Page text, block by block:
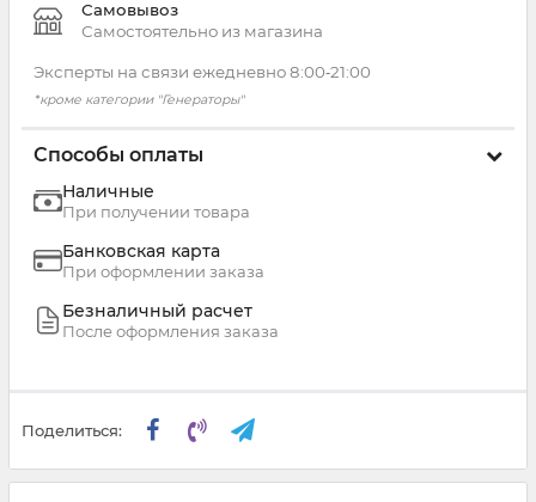
Самовывоз
Самостоятельно из магазина
Эксперты на связи ежедневно 8:00‑21:00
*кроме категории "Генераторы"
Способы оплаты
Наличные
При получении товара
Банковская карта
При оформлении заказа
Безналичный расчет
После оформления заказа
Поделиться: